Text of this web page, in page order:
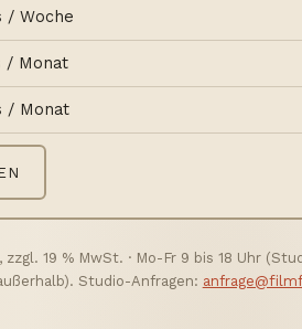
/ Woche
/ Monat
/ Monat
19 % MwSt. · Mo-Fr 9 bis 18 Uhr
Studio-Anfragen: